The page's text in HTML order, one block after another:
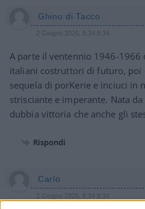
Ghino di Tacco
2 Giugno 2026, 8:34 8:34
A parte il ventennio 1946-1966
italiani costruttori di futuro, poi
sequela di porKerie e inciuci in
strisciante e imperante. Nata
dubbia vittoria che anche gli
Rispondi
Carlo
2 Giugno 2026, 8:34 8:34